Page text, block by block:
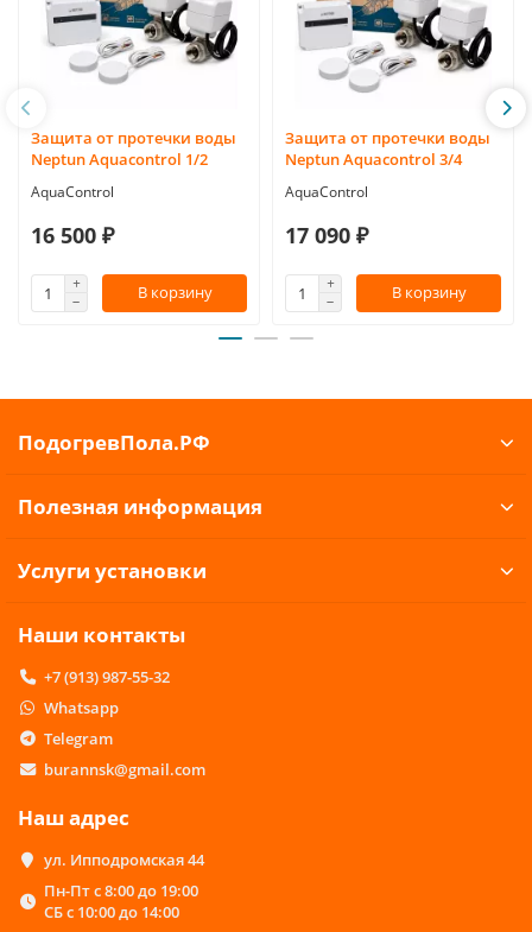
Защита от протечки воды
Neptun Aquacontrol 1/2
AquaControl
16 500 ₽
В корзину
Защита от протечки воды
Neptun Aquacontrol 3/4
AquaControl
17 090 ₽
В корзину
ПодогревПола.РФ
Полезная информация
Услуги установки
Наши контакты
+7 (913) 987-55-32
Whatsapp
Telegram
burannsk@gmail.com
Наш адрес
ул. Ипподромская 44
Пн-Пт с 8:00 до 19:00
СБ с 10:00 до 14:00